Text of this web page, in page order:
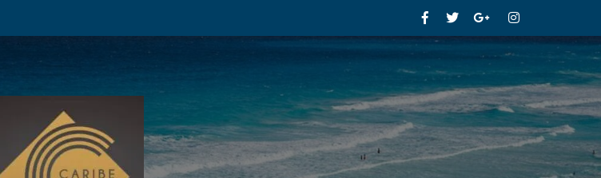
FacebookTwitterGoogle+Instagram